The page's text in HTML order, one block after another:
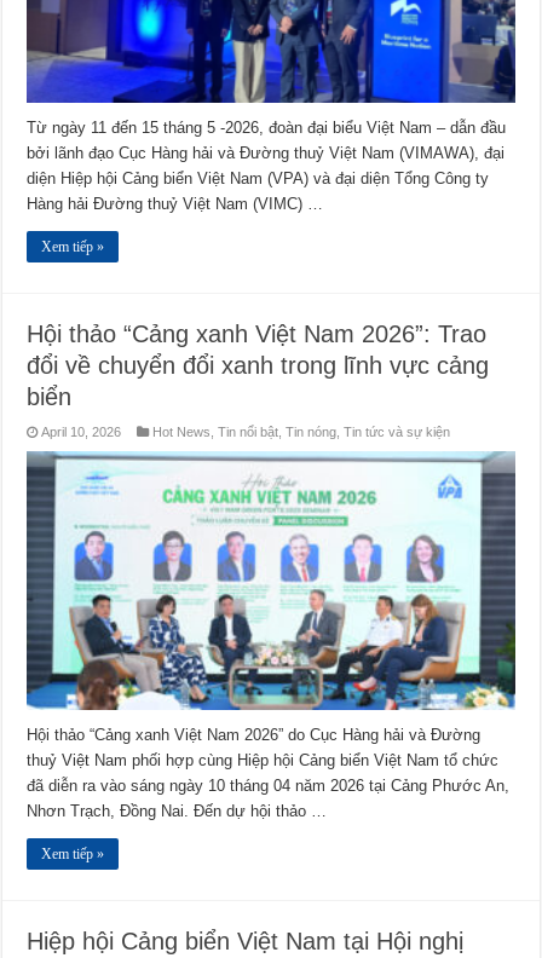
Từ ngày 11 đến 15 tháng 5 -2026, đoàn đại biểu Việt Nam – dẫn đầu
bởi lãnh đạo Cục Hàng hải và Đường thuỷ Việt Nam (VIMAWA), đại
diện Hiệp hội Cảng biển Việt Nam (VPA) và đại diện Tổng Công ty
Hàng hải Đường thuỷ Việt Nam (VIMC) …
Xem tiếp »
Hội thảo “Cảng xanh Việt Nam 2026”: Trao
đổi về chuyển đổi xanh trong lĩnh vực cảng
biển
April 10, 2026 Hot News ,Tin nổi bật ,Tin nóng ,Tin tức và sự kiện
Hội thảo “Cảng xanh Việt Nam 2026” do Cục Hàng hải và Đường
thuỷ Việt Nam phối hợp cùng Hiệp hội Cảng biển Việt Nam tổ chức
đã diễn ra vào sáng ngày 10 tháng 04 năm 2026 tại Cảng Phước An,
Nhơn Trạch, Đồng Nai. Đến dự hội thảo …
Xem tiếp »
Hiệp hội Cảng biển Việt Nam tại Hội nghị